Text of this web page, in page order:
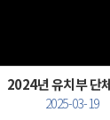
2024년 유치부 단
2025-03-19